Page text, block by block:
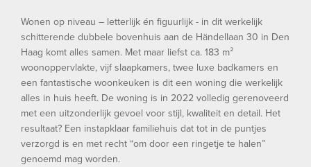
Wonen op niveau – letterlijk én figuurlijk - in dit werkelijk
schitterende dubbele bovenhuis aan de Händellaan 30 in Den
Haag komt alles samen. Met maar liefst ca. 183 m²
woonoppervlakte, vijf slaapkamers, twee luxe badkamers en
een fantastische woonkeuken is dit een woning die werkelijk
alles in huis heeft. De woning is in 2022 volledig gerenoveerd
met een uitzonderlijk gevoel voor stijl, kwaliteit en detail. Het
resultaat? Een instapklaar familiehuis dat tot in de puntjes
verzorgd is en met recht “om door een ringetje te halen”
genoemd mag worden.